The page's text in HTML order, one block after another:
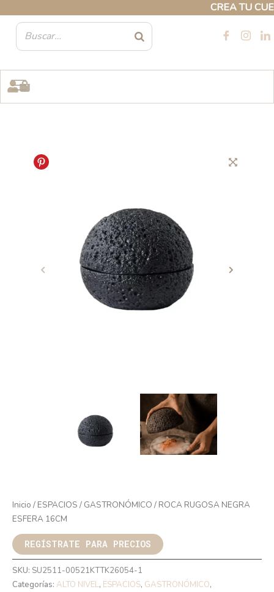
CREA TU
contenido
Inicio / ESPACIOS / GASTRONÓMICO / ROCA RUGOSA NEGRA
ESFERA 16CM
REGÍSTRATE PARA PRECIOS
SKU: SU2511-00521KTTK26054-1
Categorías: ALTO NIVEL, ESPACIOS, GASTRONÓMICO,